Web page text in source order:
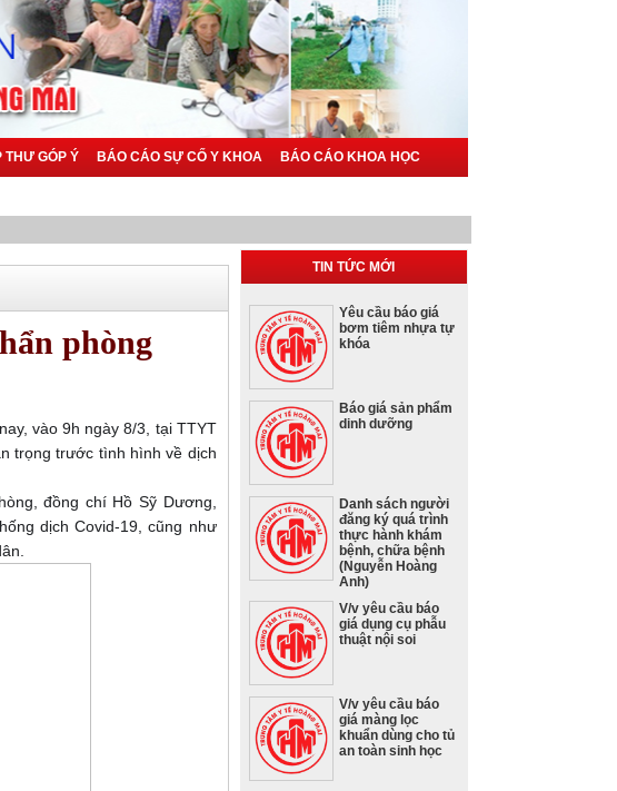
THƯ GÓP Ý BÁO CÁO SỰ CỐ Y KHOA BÁO CÁO KHOA HỌC
phòng
vào 9h ngày 8/3, tại TTYT
trọng trước tình hình về dịch
đồng chí Hồ Sỹ Dương,
dịch Covid-19, cũng như
TIN TỨC MỚI
Yêu cầu báo giá
bơm tiêm nhựa tự
khóa
Báo giá sản phẩm
dinh dưỡng
Danh sách người
đăng ký quá trình
thực hành khám
bệnh, chữa bệnh
(Nguyễn Hoàng
Anh)
V/v yêu cầu báo
giá dụng cụ phẫu
thuật nội soi
V/v yêu cầu báo
giá màng lọc
khuẩn dùng cho tủ
an toàn sinh học